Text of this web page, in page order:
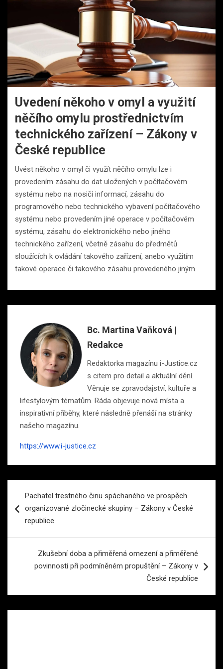
Uvedení někoho v omyl a využití
něčího omylu prostřednictvím
technického zařízení – Zákony v
České republice
Uvést někoho v omyl či využít něčího omylu lze i
provedením zásahu do dat uložených v počítačovém
systému nebo na nosiči informací, zásahu do
programového nebo technického vybavení počítačového
systému nebo provedením jiné operace v počítačovém
systému, zásahu do elektronického nebo jiného
technického zařízení, včetně zásahu do předmětů
sloužících k ovládání takového zařízení, anebo využitím
takové operace či takového zásahu provedeného jiným.
Bc. Martina Vaňková |
Redakce
Redaktorka magazínu i-Justice.cz
s citem pro detail a aktuální dění.
Věnuje se zpravodajství, kultuře a
lifestylovým tématům. Ráda objevuje nová místa a
inspirativní příběhy, které následně přenáší na stránky
našeho magazínu.
https://www.i-justice.cz
pro
příspěvek
Pachatel trestného činu spáchaného ve prospěch
organizované zločinecké skupiny – Zákony v České
republice
Zkušební doba a přiměřená omezení a přiměřené
povinnosti při podmíněném propuštění – Zákony v
České republice